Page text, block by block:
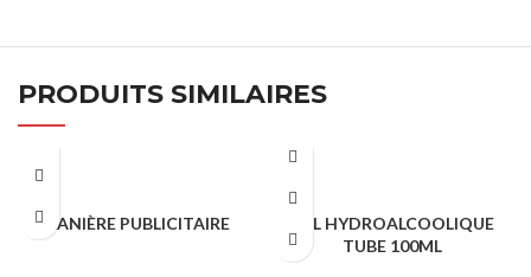
PRODUITS SIMILAIRES
LANIÈRE PUBLICITAIRE
GEL HYDROALCOOLIQUE
TUBE 100ML